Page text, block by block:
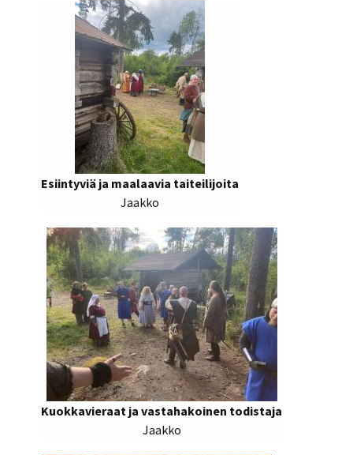
Esiintyviä ja maalaavia taiteilijoita
Jaakko
Kuokkavieraat ja vastahakoinen todistaja
Jaakko